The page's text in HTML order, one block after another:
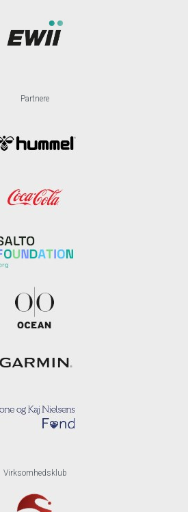
Partnere
Virksomhedsklub